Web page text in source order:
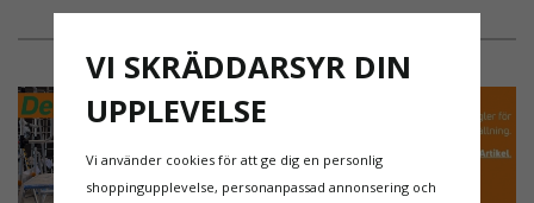
konstruktionen gör den idealisk för akuta
situationer.
OBS: Produkten ska inspekteras innan
användning, och repet ska rullas ut helt. Denna
stege är endast avsedd för evakuering och får inte
användas som ett åtkomstmedel.
VI SKRÄDDARSYR DIN
UPPLEVELSE
Vi använder cookies för att ge dig en personlig
shoppingupplevelse, personanpassad annonsering och